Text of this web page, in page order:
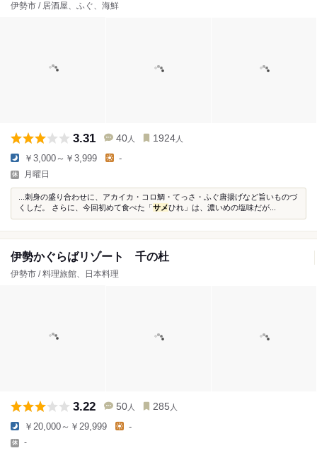
伊勢市 / 居酒屋、ふぐ、海鮮
3.31 40 人 1924 人
￥3,000～￥3,999 -
月曜日
...刺身の盛り合わせに、アカイカ・コロ鯛・てっさ・ふぐ唐揚げなど旨いものづ
くしだ。 さらに、今回初めて食べた「 サメひれ」は、濃いめの塩味だが...
伊勢かぐらばリゾート 千の杜
伊勢市 / 料理旅館、日本料理
3.22 50 人 285 人
￥20,000～￥29,999 -
-